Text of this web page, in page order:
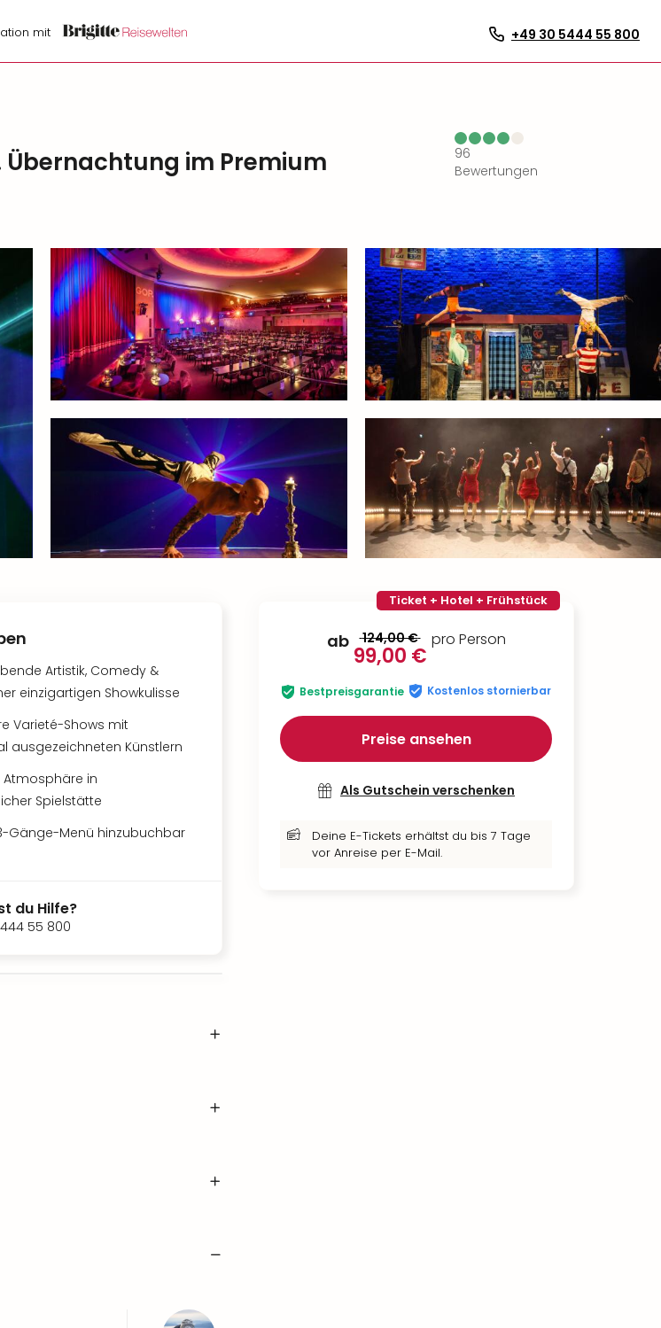
mit +49 30 5444 55 800
Übernachtung im Premium
96
Bewertungen
Ticket + Hotel + Frühstück
ab 124,00 €
99,00 €
pro Person
Bestpreisgarantie Kostenlos stornierbar
Preise ansehen
Als Gutschein verschenken
Deine E-Tickets erhältst du bis 7 Tage
vor Anreise per E-Mail.
Artistik, Comedy &
einzigartigen Showkulisse
Varieté-Shows mit
ausgezeichneten Künstlern
Atmosphäre in
Spielstätte
Gänge-Menü hinzubuchbar
du Hilfe?
55 800